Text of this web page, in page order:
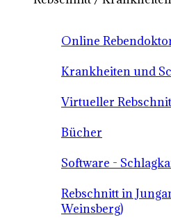
Online
Krankheiten und
Virtueller
Bücher
Software -
Rebschnitt in
Weinsberg)